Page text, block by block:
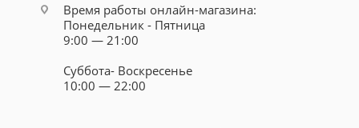
Время работы онлайн-магазина:
Понедельник - Пятница
9:00 — 21:00
Суббота- Воскресенье
10:00 — 22:00